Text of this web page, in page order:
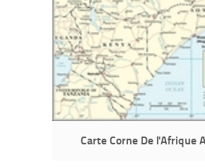
Carte Corne De l'Afrique